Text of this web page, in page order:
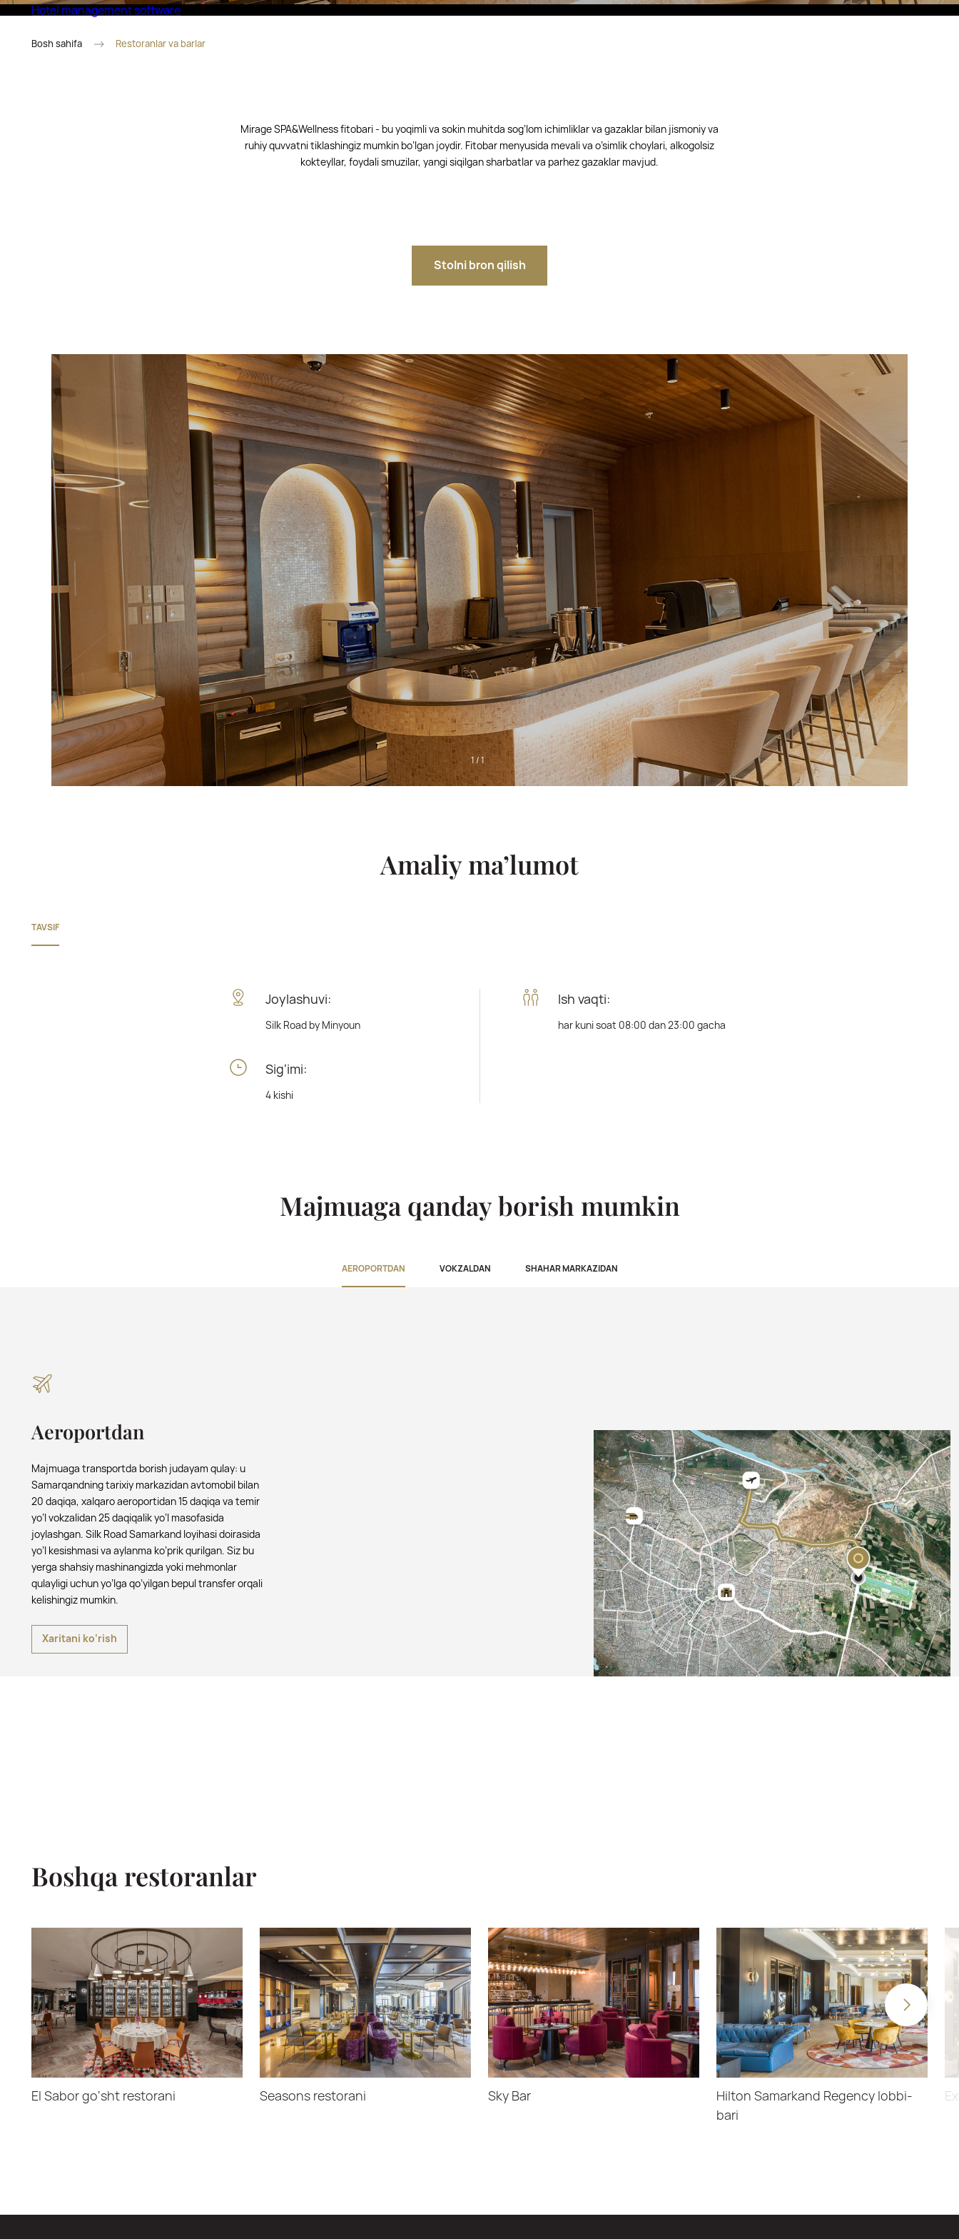
Eco Village Superior Eco Village Premium
Eco Village
Eco Village Grand
Fitobarlar
Hotel management software
Bosh sahifa Restoranlar va barlar
Mirage SPA&Wellness fitobari - bu yoqimli va sokin muhitda sog’lom ichimliklar va gazaklar bilan jismoniy va
ruhiy quvvatni tiklashingiz mumkin bo’lgan joydir. Fitobar menyusida mevali va o’simlik choylari, alkogolsiz
kokteyllar, foydali smuzilar, yangi siqilgan sharbatlar va parhez gazaklar mavjud.
Stolni bron qilish
1/1
Amaliy ma’lumot
TAVSIF
Joylashuvi:
Silk Road by Minyoun
Ish vaqti:
har kuni soat 08:00 dan 23:00 gacha
Sig‘imi:
4 kishi
Majmuaga qanday borish mumkin
AEROPORTDAN VOKZALDAN SHAHAR MARKAZIDAN
Aeroportdan
Majmuaga transportda borish judayam qulay: u
Samarqandning tarixiy markazidan avtomobil bilan
20 daqiqa, xalqaro aeroportidan 15 daqiqa va temir
yo’l vokzalidan 25 daqiqalik yo’l masofasida
joylashgan. Silk Road Samarkand loyihasi doirasida
yo’l kesishmasi va aylanma ko’prik qurilgan. Siz bu
yerga shahsiy mashinangizda yoki mehmonlar
qulayligi uchun yo’lga qo’yilgan bepul transfer orqali
kelishingiz mumkin.
Xaritani ko‘rish
Boshqa restoranlar
El Sabor go‘sht restorani Seasons restorani Sky Bar
Hilton Samarkand Regency lobbi-
bari